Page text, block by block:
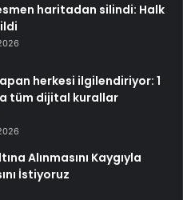
haritadan silindi: Halk
herkesi ilgilendiriyor: 1
tüm dijital kurallar
Alınmasını Kaygıyla
İstiyoruz